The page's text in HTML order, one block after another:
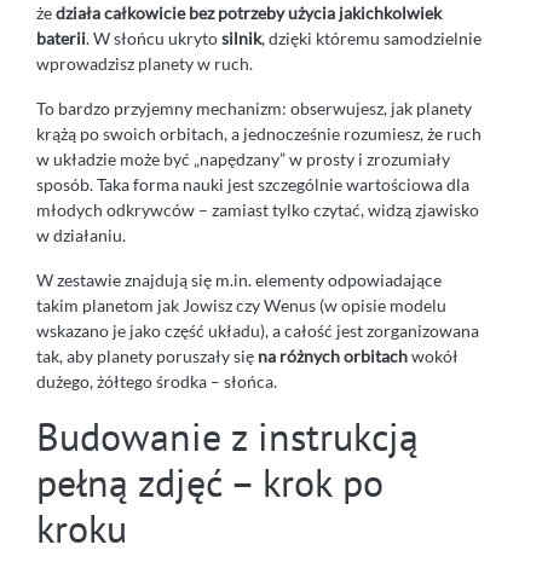
żedziała całkowicie bez potrzeby użycia jakichkolwiek
baterii. W słońcu ukrytosilnik, dzięki któremu samodzielnie
wprowadzisz planety w ruch.
To bardzo przyjemny mechanizm: obserwujesz, jak planety
krążą po swoich orbitach, a jednocześnie rozumiesz, że ruch
w układzie może być „napędzany” w prosty i zrozumiały
sposób. Taka forma nauki jest szczególnie wartościowa dla
młodych odkrywców – zamiast tylko czytać, widzą zjawisko
w działaniu.
W zestawie znajdują się m.in. elementy odpowiadające
takim planetom jak Jowisz czy Wenus (w opisie modelu
wskazano je jako część układu), a całość jest zorganizowana
tak, aby planety poruszały się na różnych orbitachwokół
dużego, żółtego środka – słońca.
Budowanie z instrukcją
pełną zdjęć – krok po
kroku